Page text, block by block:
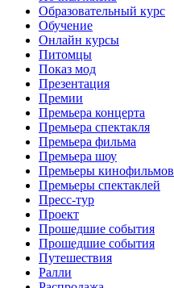
Образовательный курс
Обучение
Онлайн курсы
Питомцы
Показ мод
Презентация
Премии
Премьера концерта
Премьера спектакля
Премьера фильма
Премьера шоу
Премьеры кинофильмов
Премьеры спектаклей
Пресс-тур
Проект
Прошедшие события
Прошедшие события
Путешествия
Ралли